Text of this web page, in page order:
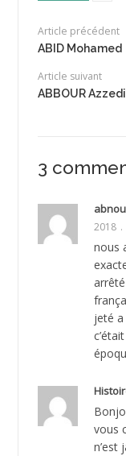
Article précédent
ABID Mohamed
Article suivant
ABBOUR
3
2018
nous
jeté
vous
n’est